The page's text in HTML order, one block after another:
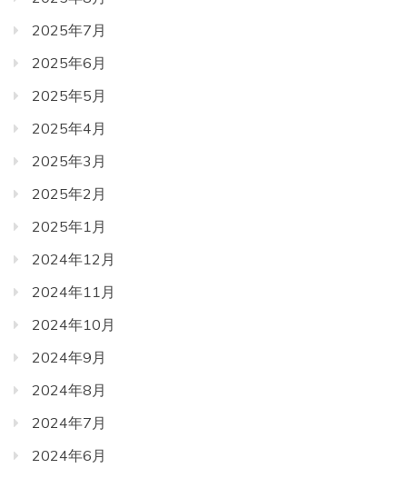
2025年7月
2025年6月
2025年5月
2025年4月
2025年3月
2025年2月
2025年1月
2024年12月
2024年11月
2024年10月
2024年9月
2024年8月
2024年7月
2024年6月